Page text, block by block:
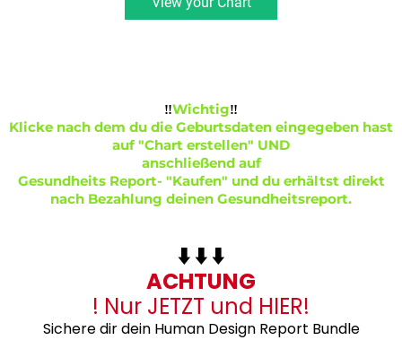
‼️Wichtig‼️
Klicke nach dem du die Geburtsdaten eingegeben hast
auf "Chart erstellen" UND
anschließend auf
Gesundheits Report- "Kaufen" und du erhältst direkt
nach Bezahlung deinen Gesundheitsreport.
⬇️ ⬇️ ⬇️
ACHTUNG
! Nur JETZT und HIER!
Sichere dir dein Human Design Report Bundle